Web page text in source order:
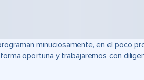
minuciosamente, en el poco
oportuna y trabajaremos con